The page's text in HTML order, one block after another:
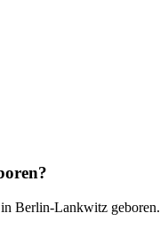
Berlin-Lankwitz geboren.